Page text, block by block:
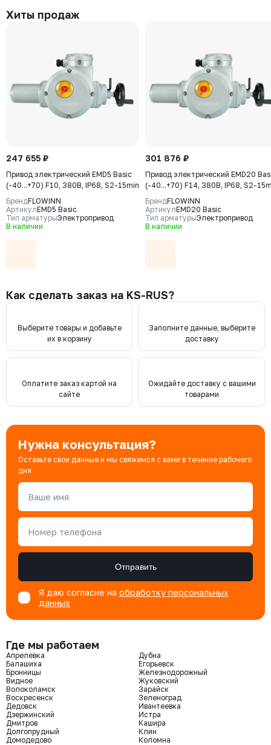
Хиты продаж
247 655 ₽
Привод электрический EMD5 Basic
(-40...+70) F10, 380В, IP68, S2-15min
БрендFLOWINN
АртикулEMD5 Basic
Тип арматурыЭлектропривод
В наличии
301 876 ₽
Привод электрический EMD20
(-40...+70) F14, 380В, IP68, S2-
БрендFLOWINN
АртикулEMD20 Basic
Тип арматурыЭлектропривод
В наличии
Как сделать заказ на KS-RUS?
Выберите товары и добавьте
их в корзину
Заполните данные, выберите
доставку
Оплатите заказ картой на
сайте
Ожидайте доставку с вашими
товарами
Нужна консультация?
Оставьте свои данные и мы свяжемся с вами в течение рабочего
дня
Ваше имя
Номер телефона
Отправить
Я даю согласие на обработку персональных
данных
Где мы работаем
Апрелевка
Балашиха
Бронницы
Видное
Волоколамск
Воскресенск
Дедовск
Дзержинский
Дмитров
Долгопрудный
Домодедово
Дубна
Егорьевск
Железнодорожный
Жуковский
Зарайск
Зеленоград
Ивантеевка
Истра
Кашира
Клин
Коломна